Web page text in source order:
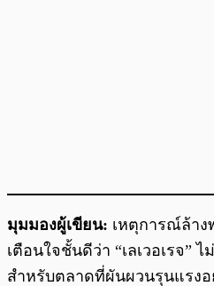
มุมมองผู้เขียน: เหตุการณ์ล้าง
เตือนใจชั้นดีว่า “เลเวอเรจ” ไ
สำหรับตลาดที่ผันผวนรุนแรงอ